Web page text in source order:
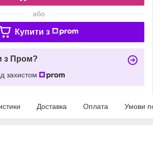
або
Купити з
з Пром?
захистом
Доставка Оплата Умови